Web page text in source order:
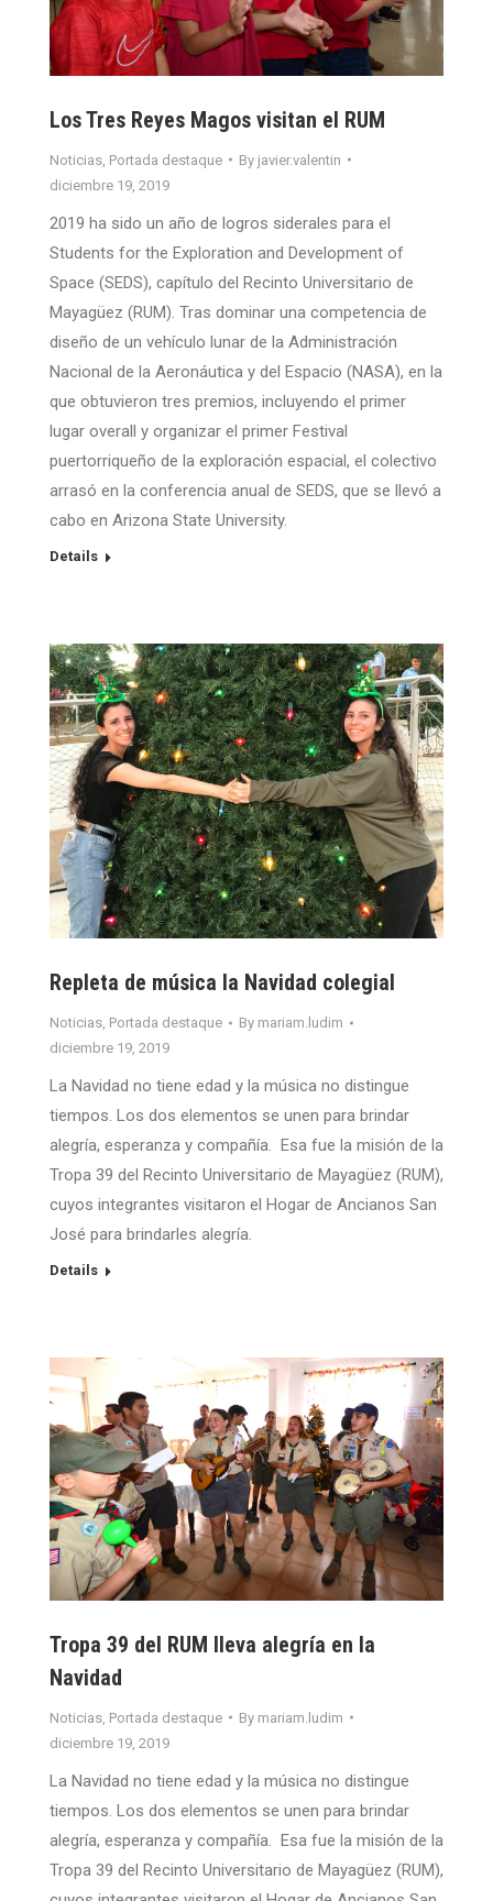
Los Tres Reyes Magos visitan el RUM
Noticias Portada destaque By javier.valentin
diciembre 19, 2019
2019 ha sido un año de logros siderales para el
Students for the Exploration and Development of
Space (SEDS), capítulo del Recinto Universitario de
Mayagüez (RUM). Tras dominar una competencia de
diseño de un vehículo lunar de la Administración
Nacional de la Aeronáutica y del Espacio (NASA), en la
que obtuvieron tres premios, incluyendo el primer
lugar overall y organizar el primer Festival
puertorriqueño de la exploración espacial, el colectivo
arrasó en la conferencia anual de SEDS, que se llevó a
cabo en Arizona State University.
Details
Repleta de música la Navidad colegial
Noticias, Portada destaque By mariam.ludim
diciembre 19, 2019
La Navidad no tiene edad y la música no distingue
tiempos. Los dos elementos se unen para brindar
alegría, esperanza y compañía. Esa fue la misión de la
Tropa 39 del Recinto Universitario de Mayagüez (RUM),
cuyos integrantes visitaron el Hogar de Ancianos San
José para brindarles alegría.
Details
Tropa 39 del RUM lleva alegría en la
Navidad
Noticias Portada destaque By mariam.ludim
diciembre 19, 2019
La Navidad no tiene edad y la música no distingue
tiempos. Los dos elementos se unen para brindar
alegría, esperanza y compañía. Esa fue la misión de la
Tropa 39 del Recinto Universitario de Mayagüez (RUM),